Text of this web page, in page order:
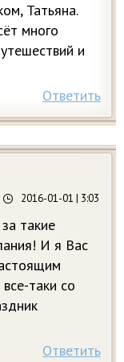
Татьяна.
много
и
Ответить
2016-01-01 | 3:03
такие
И я Вас
таки со
Ответить